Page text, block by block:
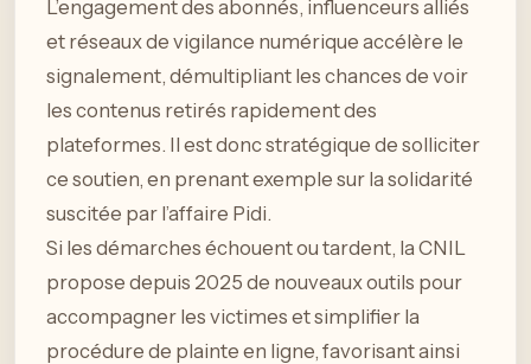
L’engagement des abonnés, influenceurs alliés
et réseaux de vigilance numérique accélère le
signalement, démultipliant les chances de voir
les contenus retirés rapidement des
plateformes. Il est donc stratégique de solliciter
ce soutien, en prenant exemple sur la solidarité
suscitée par l’affaire Pidi.
Si les démarches échouent ou tardent, la CNIL
propose depuis 2025 de nouveaux outils pour
accompagner les victimes et simplifier la
procédure de plainte en ligne, favorisant ainsi